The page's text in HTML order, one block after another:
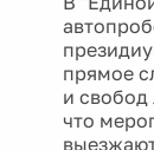
прямое
и свобод
что